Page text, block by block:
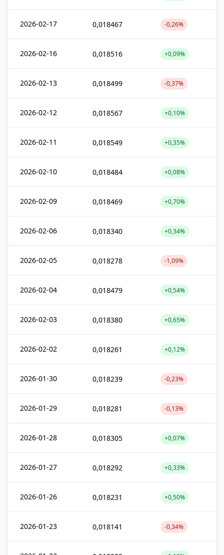
2026-02-17 0,018467 -0,26%
2026-02-16 0,018516 +0,09%
2026-02-13 0,018499 -0,37%
2026-02-12 0,018567 +0,10%
2026-02-11 0,018549 +0,35%
2026-02-10 0,018484 +0,08%
2026-02-09 0,018469 +0,70%
2026-02-06 0,018340 +0,34%
2026-02-05 0,018278 -1,09%
2026-02-04 0,018479 +0,54%
2026-02-03 0,018380 +0,65%
2026-02-02 0,018261 +0,12%
2026-01-30 0,018239 -0,23%
2026-01-29 0,018281 -0,13%
2026-01-28 0,018305 +0,07%
2026-01-27 0,018292 +0,33%
2026-01-26 0,018231 +0,50%
2026-01-23 0,018141 -0,34%